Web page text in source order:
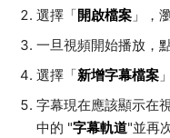
選擇「開啟檔案 」，
一旦視頻開始播放，
選擇「新增字幕檔案
字幕現在應該顯示在
中的 "字幕軌道"並再